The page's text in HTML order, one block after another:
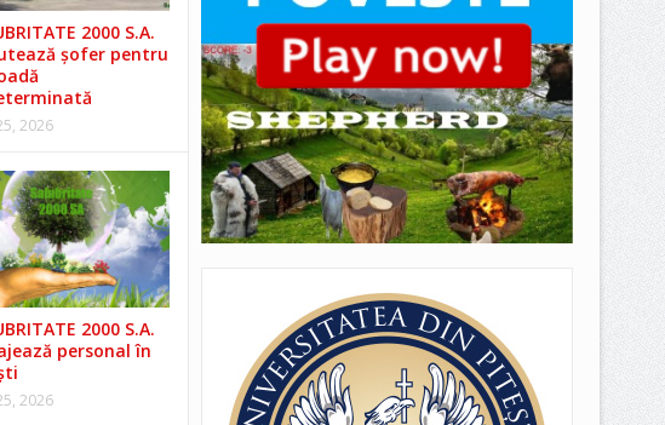
2000 S.A.
șofer pentru
2026
2000 S.A.
personal în
2026